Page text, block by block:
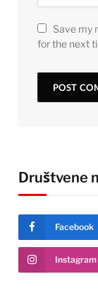
Save my
for the next
Društvene
Facebook
Instagram